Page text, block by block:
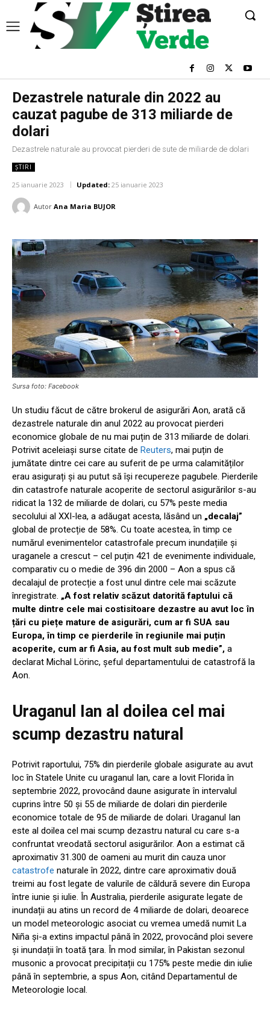
Dezastrele naturale din 2022 au
cauzat pagube de 313 miliarde de
dolari
Dezastrele naturale au provocat pierderi de sute de miliarde de dolari
ȘTIRI
25 ianuarie 2023 Updated: 25 ianuarie 2023
Autor Ana Maria BUJOR
Sursa foto: Facebook
Un studiu făcut de către brokerul de asigurări Aon, arată că
dezastrele naturale din anul 2022 au provocat pierderi
economice globale de nu mai puțin de 313 miliarde de dolari.
Potrivit aceleiași surse citate de Reuters, mai puțin de
jumătate dintre cei care au suferit de pe urma calamităților
erau asigurați și au putut să își recupereze pagubele. Pierderile
din catastrofe naturale acoperite de sectorul asigurărilor s-au
ridicat la 132 de miliarde de dolari, cu 57% peste media
secolului al XXI-lea, a adăugat acesta, lăsând un „decalaj”
global de protecție de 58%. Cu toate acestea, în timp ce
numărul evenimentelor catastrofale precum inundațiile și
uraganele a crescut – cel puțin 421 de evenimente individuale,
comparativ cu o medie de 396 din 2000 – Aon a spus că
decalajul de protecție a fost unul dintre cele mai scăzute
înregistrate. „A fost relativ scăzut datorită faptului că
multe dintre cele mai costisitoare dezastre au avut loc în
țări cu piețe mature de asigurări, cum ar fi SUA sau
Europa, în timp ce pierderile în regiunile mai puțin
acoperite, cum ar fi Asia, au fost mult sub medie”, a
declarat Michal Lörinc, șeful departamentului de catastrofă la
Aon.
Uraganul Ian al doilea cel mai
scump dezastru natural
Potrivit raportului, 75% din pierderile globale asigurate au avut
loc în Statele Unite cu uraganul Ian, care a lovit Florida în
septembrie 2022, provocând daune asigurate în intervalul
cuprins între 50 și 55 de miliarde de dolari din pierderile
economice totale de 95 de miliarde de dolari. Uraganul Ian
este al doilea cel mai scump dezastru natural cu care s-a
confruntat vreodată sectorul asigurărilor. Aon a estimat că
aproximativ 31.300 de oameni au murit din cauza unor
catastrofe naturale în 2022, dintre care aproximativ două
treimi au fost legate de valurile de căldură severe din Europa
între iunie și iulie. În Australia, pierderile asigurate legate de
inundații au atins un record de 4 miliarde de dolari, deoarece
un model meteorologic asociat cu vremea umedă numit La
Niña și-a extins impactul până în 2022, provocând ploi severe
și inundații în toată țara. În mod similar, în Pakistan sezonul
musonic a provocat precipitații cu 175% peste medie din iulie
până în septembrie, a spus Aon, citând Departamentul de
Meteorologie local.